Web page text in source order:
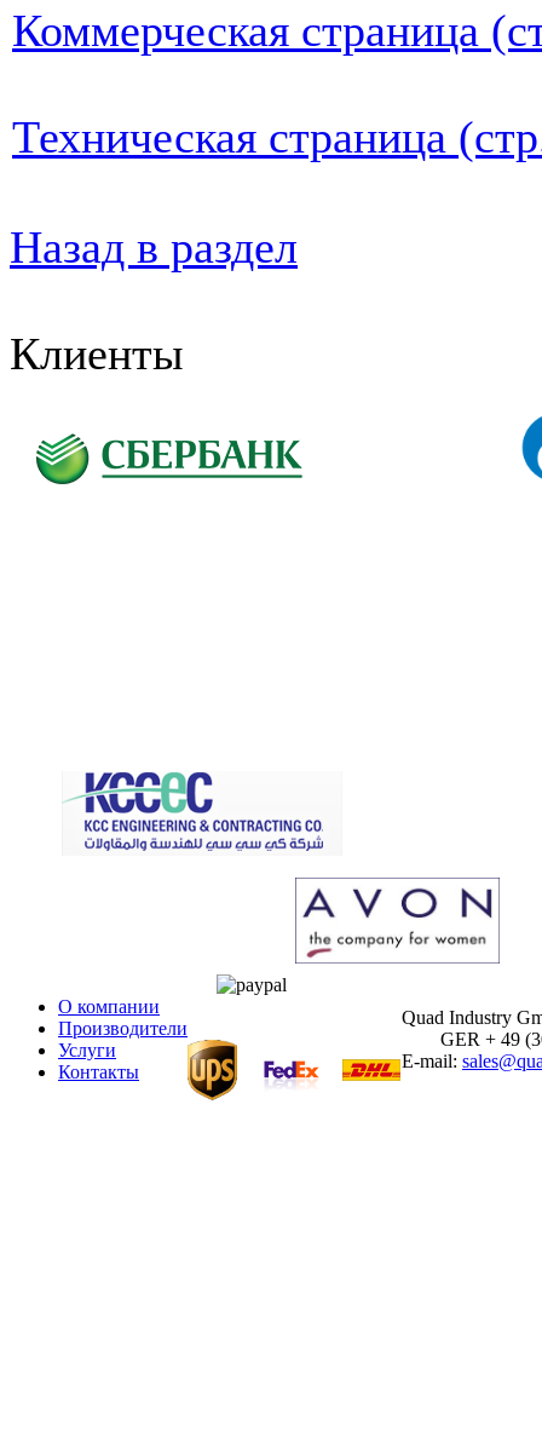
Коммерческая страница
Техническая страница
Назад в раздел
Клиенты
О компании
Производители
Услуги
Контакты
Quad Industry
GER + 49
E-mail: